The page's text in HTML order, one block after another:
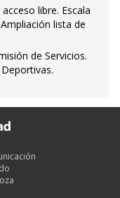
libre. Escala
lista de
de Servicios.